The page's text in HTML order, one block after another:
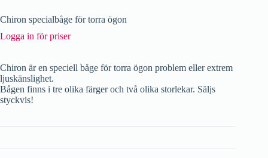
Chiron specialbåge för torra ögon
Logga in för priser
Chiron är en speciell båge för torra ögon problem eller extrem
ljuskänslighet.
Bågen finns i tre olika färger och två olika storlekar. Säljs
styckvis!